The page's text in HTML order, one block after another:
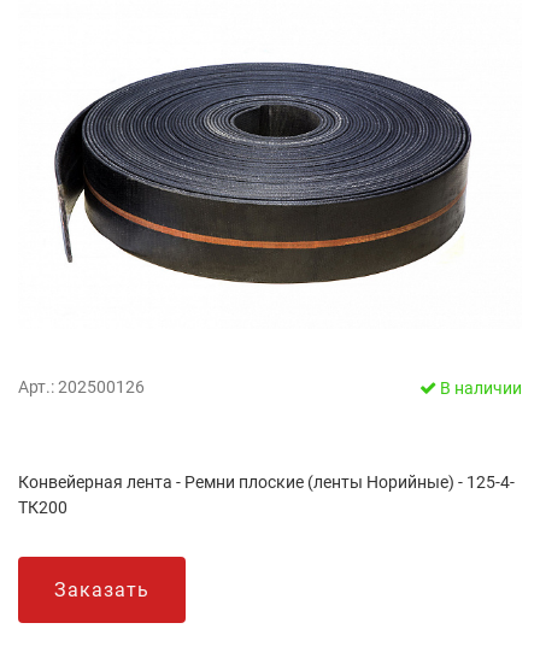
Арт.: 202500126 В наличии
Конвейерная лента - Ремни плоские (ленты Норийные) - 125-4-
ТК200
Заказать